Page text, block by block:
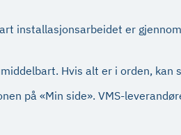
installasjonsarbeidet er
Hvis alt er i orden,
på «Min side». VMS-